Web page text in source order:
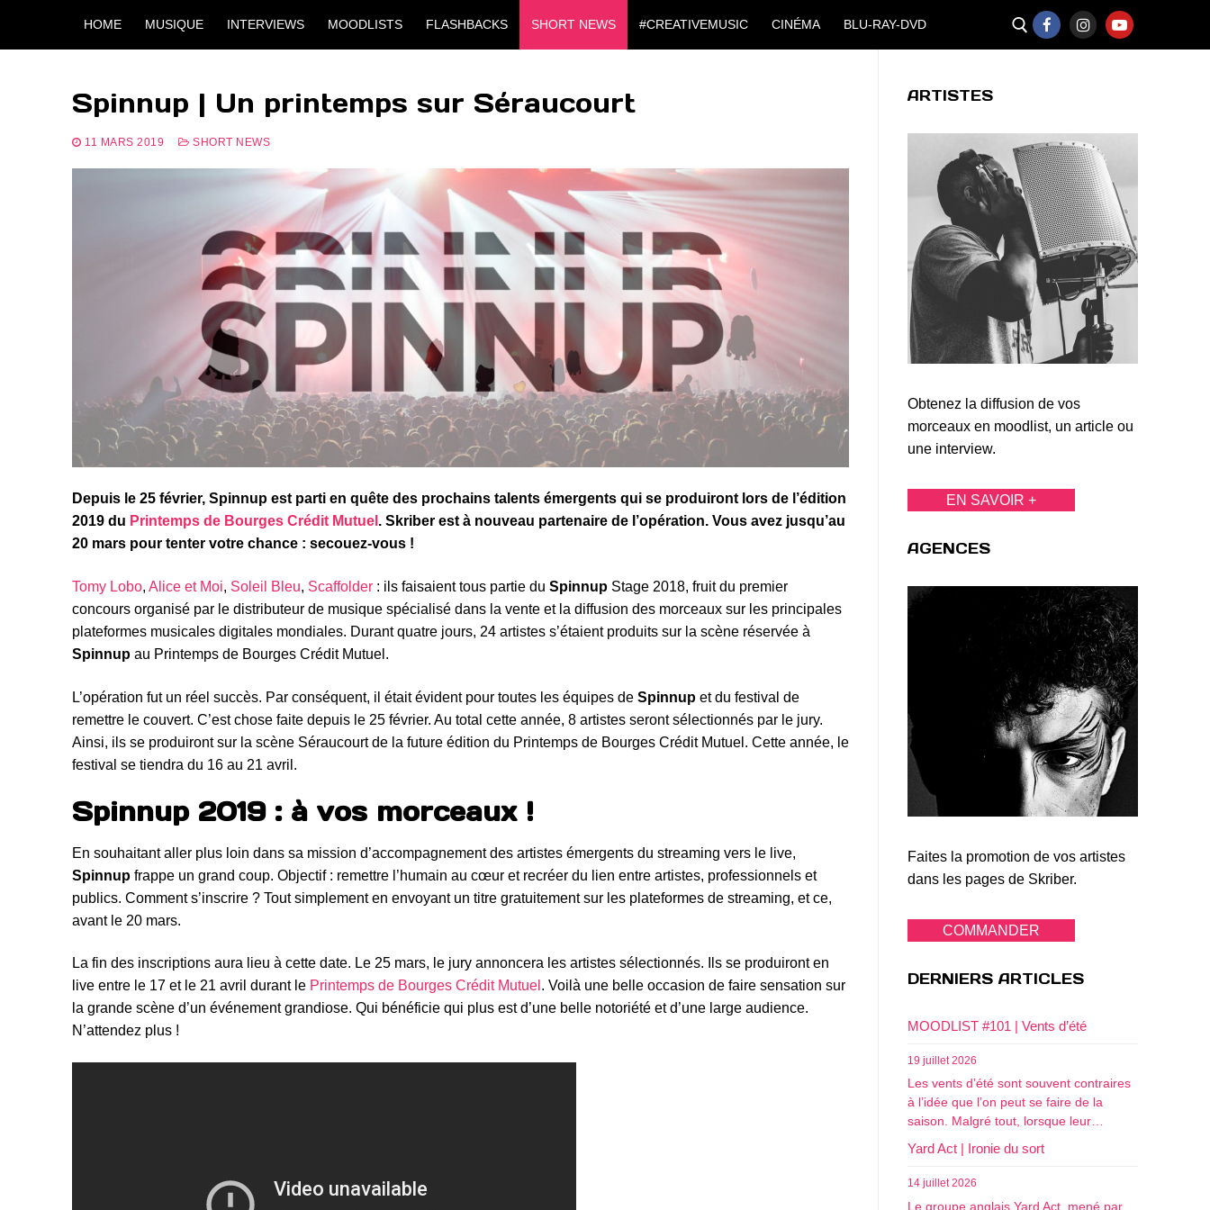
HOME MUSIQUE INTERVIEWS MOODLISTS FLASHBACKS SHORT NEWS #CREATIVEMUSIC CINÉMA BLU-RAY-DVD
Spinnup | Un printemps sur Séraucourt
11 MARS 2019 SHORT NEWS
Depuis le 25 février, Spinnup est parti en quête des prochains talents émergents qui se produiront lors de l’édition
2019 du Printemps de Bourges Crédit Mutuel . Skriber est à nouveau partenaire de l’opération. Vous avez jusqu’au
20 mars pour tenter votre chance : secouez-vous !
Tomy Lobo, Alice et Moi, Soleil Bleu, Scaffolder : ils faisaient tous partie du Spinnup Stage 2018, fruit du premier
concours organisé par le distributeur de musique spécialisé dans la vente et la diffusion des morceaux sur les principales
plateformes musicales digitales mondiales. Durant quatre jours, 24 artistes s’étaient produits sur la scène réservée à
Spinnup au Printemps de Bourges Crédit Mutuel.
L’opération fut un réel succès. Par conséquent, il était évident pour toutes les équipes de Spinnup et du festival de
remettre le couvert. C’est chose faite depuis le 25 février. Au total cette année, 8 artistes seront sélectionnés par le jury.
Ainsi, ils se produiront sur la scène Séraucourt de la future édition du Printemps de Bourges Crédit Mutuel. Cette année, le
festival se tiendra du 16 au 21 avril.
Spinnup 2019 : à vos morceaux !
En souhaitant aller plus loin dans sa mission d’accompagnement des artistes émergents du streaming vers le live,
Spinnup frappe un grand coup. Objectif : remettre l’humain au cœur et recréer du lien entre artistes, professionnels et
publics. Comment s’inscrire ? Tout simplement en envoyant un titre gratuitement sur les plateformes de streaming, et ce,
avant le 20 mars.
La fin des inscriptions aura lieu à cette date. Le 25 mars, le jury annoncera les artistes sélectionnés. Ils se produiront en
live entre le 17 et le 21 avril durant le Printemps de Bourges Crédit Mutuel . Voilà une belle occasion de faire sensation sur
la grande scène d’un événement grandiose. Qui bénéficie qui plus est d’une belle notoriété et d’une large audience.
N’attendez plus !
ARTISTES
Obtenez la diffusion de vos
morceaux en moodlist, un article ou
une interview.
EN SAVOIR +
AGENCES
Faites la promotion de vos artistes
dans les pages de Skriber.
COMMANDER
DERNIERS ARTICLES
MOODLIST #101 | Vents d’été
19 juillet 2026
Les vents d’été sont souvent contraires
à l’idée que l’on peut se faire de la
saison. Malgré tout, lorsque leur…
Yard Act | Ironie du sort
14 juillet 2026
Le groupe anglais Yard Act, mené par